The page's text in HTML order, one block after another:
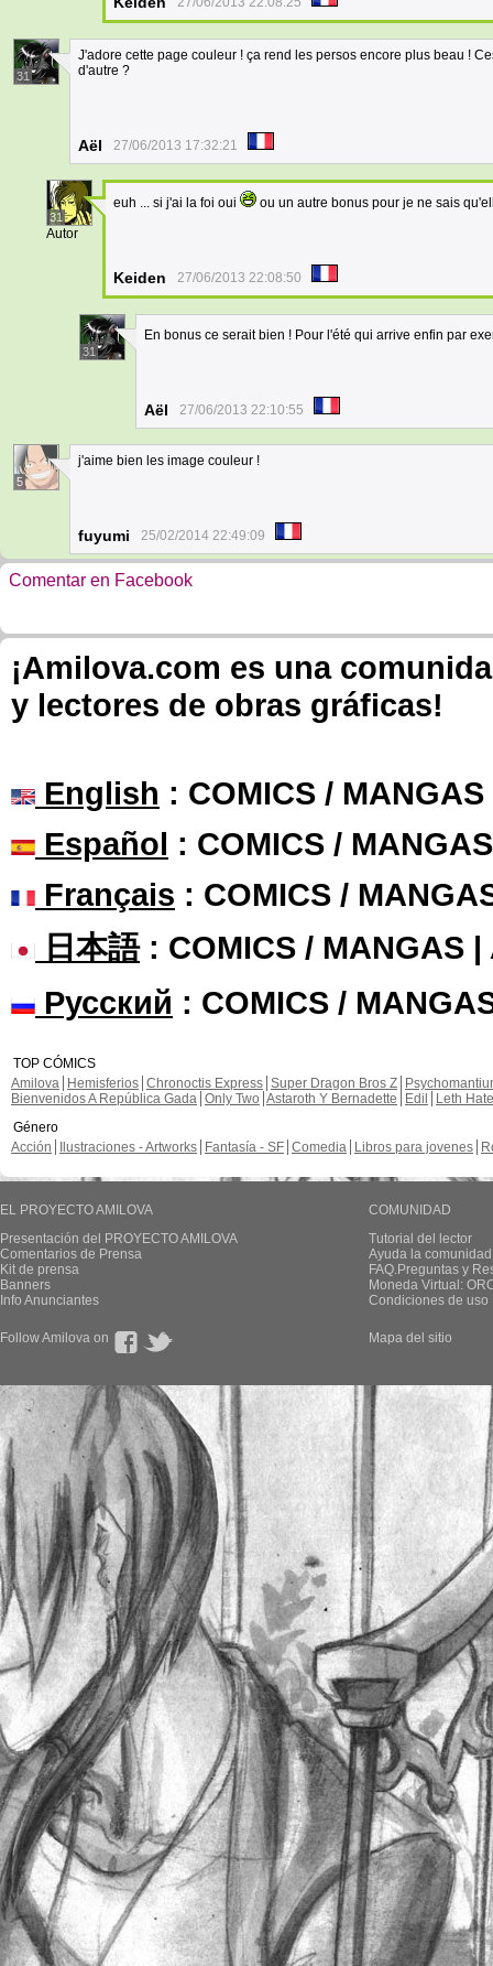
31
J'adore cette page couleur ! ça rend les persos encore plus beau !
d'autre ?
Aël 27/06/2013 17:32:21
31
Autor
euh ... si j'ai la foi oui ou un autre bonus pour je ne sais
Keiden 27/06/2013 22:08:50
31
En bonus ce serait bien ! Pour l'été qui arrive enfin par
Aël 27/06/2013 22:10:55
5
j'aime bien les image couleur !
fuyumi 25/02/2014 22:49:09
Comentar en Facebook
¡Amilova.com es una
y lectores de obras gráficas!
English : COMICS /
Español : COMICS /
Français : COMICS /
日本語: COMICS / MANGAS |
Русский : COMICS /
TOP CÓMICS
Amilova
Hemisferios Chronoctis Express Super Dragon Bros Z
Bienvenidos A República Gada Only Two Astaroth Y Bernadette Edil
Leth Hate
Género
Acción
Ilustraciones - Artworks Fantasía - SF Comedia Libros para jovenes
EL PROYECTO AMILOVA
Presentación del PROYECTO AMILOVA
Comentarios de Prensa
Kit de prensa
Banners
Info Anunciantes
COMUNIDAD
Tutorial del lector
Ayuda la
FAQ.Preguntas y
Moneda Virtual:
Condiciones de uso
Follow Amilova on Mapa del sitio